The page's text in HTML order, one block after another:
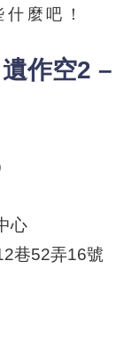
麼吧！
作空2 –
心
巷52弄16號